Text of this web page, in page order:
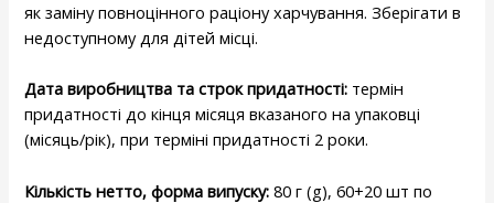
як заміну повноцінного раціону харчування. Зберігати в
недоступному для дітей місці.
Дата виробництва та строк придатності: термін
придатності до кінця місяця вказаного на упаковці
(місяць/рік), при терміні придатності 2 роки.
Кількість нетто, форма випуску: 80 г (g),60+20шт по